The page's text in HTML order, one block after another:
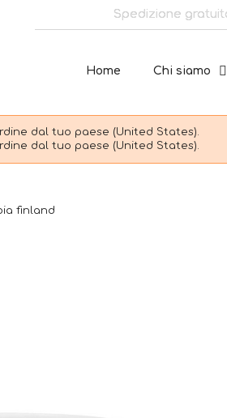
Spedizione
Home Chi siamo
dal tuo paese (United States).
dal tuo paese (United States).
finland